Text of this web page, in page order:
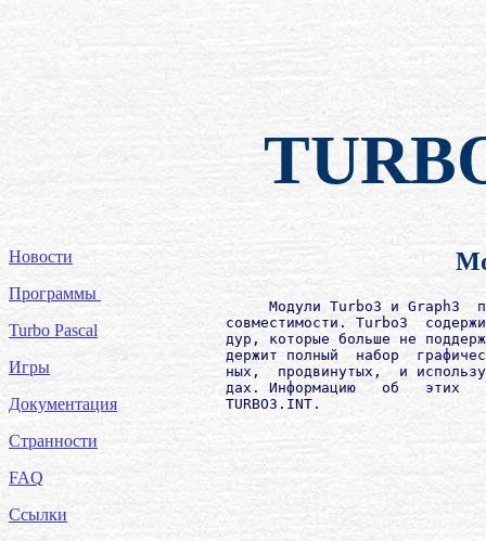
Новости
Программы
Turbo Pascal
Игры
Документация
Странности
FAQ
Ссылки
Модули Turbo3 и Graph3
совместимости. Turbo3
дур, которые больше не
держит полный  набор
ных,  продвинутых,  и
дах. Информацию   об   этих